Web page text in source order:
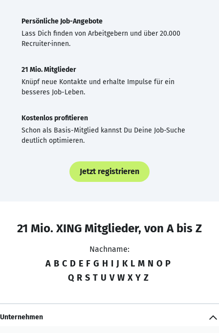
Persönliche Job-Angebote
Lass Dich finden von Arbeitgebern und über 20.000
Recruiter·innen.
21 Mio. Mitglieder
Knüpf neue Kontakte und erhalte Impulse für ein
besseres Job-Leben.
Kostenlos profitieren
Schon als Basis-Mitglied kannst Du Deine Job-Suche
deutlich optimieren.
Jetzt registrieren
21 Mio. XING Mitglieder, von A bis Z
Nachname:
A B C D E F G H I J K L M N O P
Q R S T U V W X Y Z
Unternehmen